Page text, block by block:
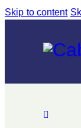
Skip to content